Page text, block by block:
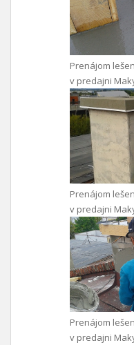
Prenájom
v predajni
Prenájom
v predajni
Prenájom
v predajni